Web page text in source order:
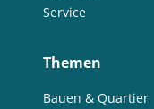
Service
Themen
Bauen & Quartier